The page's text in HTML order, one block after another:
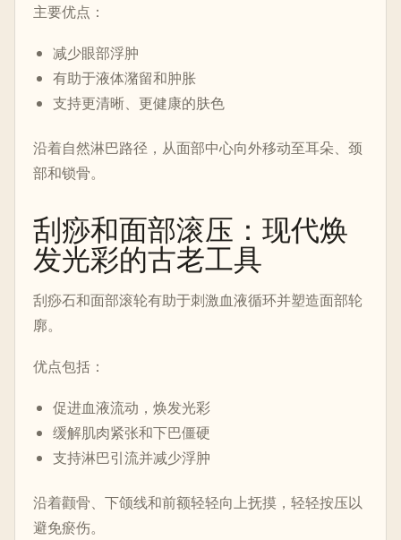
主要优点：
减少眼部浮肿
有助于液体潴留和肿胀
支持更清晰、更健康的肤色
沿着自然淋巴路径，从面部中心向外移动至耳朵、颈
部和锁骨。
刮痧和面部滚压：现代焕
发光彩的古老工具
刮痧石和面部滚轮有助于刺激血液循环并塑造面部轮
廓。
优点包括：
促进血液流动，焕发光彩
缓解肌肉紧张和下巴僵硬
支持淋巴引流并减少浮肿
沿着颧骨、下颌线和前额轻轻向上抚摸，轻轻按压以
避免瘀伤。